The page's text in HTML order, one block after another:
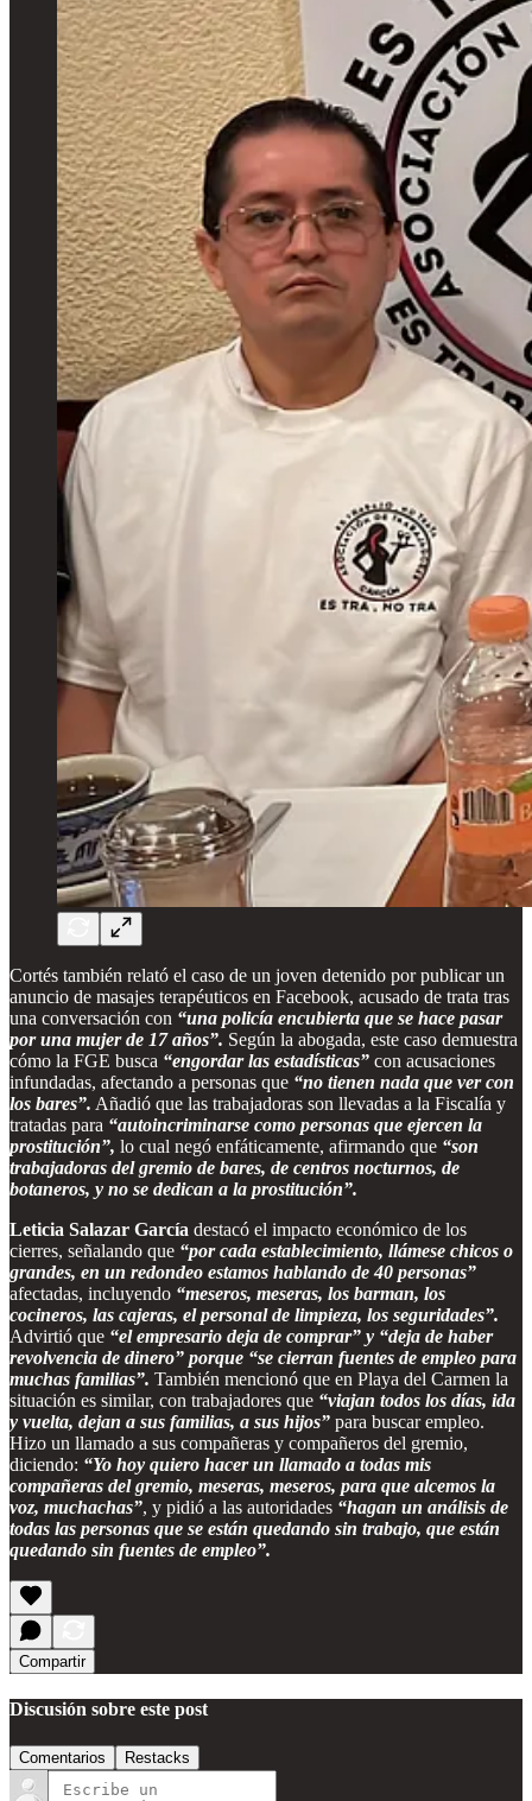
Cortés también relató el caso de un joven detenido por publicar un
anuncio de masajes terapéuticos en Facebook, acusado de trata tras
una conversación con “una policía encubierta que se hace pasar
por una mujer de 17 años”. Según la abogada, este caso demuestra
cómo la FGE busca “engordar las estadísticas” con acusaciones
infundadas, afectando a personas que “no tienen nada que ver con
los bares”. Añadió que las trabajadoras son llevadas a la Fiscalía y
tratadas para “autoincriminarse como personas que ejercen la
prostitución”, lo cual negó enfáticamente, afirmando que “son
trabajadoras del gremio de bares, de centros nocturnos, de
botaneros, y no se dedican a la prostitución”.
Leticia Salazar García destacó el impacto económico de los
cierres, señalando que “por cada establecimiento, llámese chicos o
grandes, en un redondeo estamos hablando de 40 personas”
afectadas, incluyendo “meseros, meseras, los barman, los
cocineros, las cajeras, el personal de limpieza, los seguridades”.
Advirtió que “el empresario deja de comprar” y “deja de haber
revolvencia de dinero” porque “se cierran fuentes de empleo para
muchas familias”. También mencionó que en Playa del Carmen la
situación es similar, con trabajadores que “viajan todos los días, ida
y vuelta, dejan a sus familias, a sus hijos” para buscar empleo.
Hizo un llamado a sus compañeras y compañeros del gremio,
diciendo: “Yo hoy quiero hacer un llamado a todas mis
compañeras del gremio, meseras, meseros, para que alcemos la
voz, muchachas”, y pidió a las autoridades “hagan un análisis de
todas las personas que se están quedando sin trabajo, que están
quedando sin fuentes de empleo”.
Compartir
Discusión sobre este post
Comentarios Restacks